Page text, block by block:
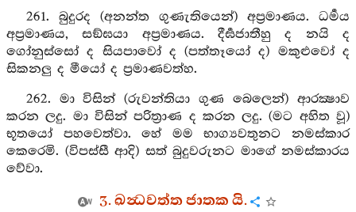
261. බුදුරද (අනන්ත ගුණැතියෙන්) අප්‍රමාණය. ධර්‍මය
අප්‍රමාණය, සඞ්ඝයා අප්‍රමාණය. දීර්‍ඝජාතීහු ද නයි ද
ගෝනුස්සෝ ද සියපාවෝ ද (පත්තෑයෝ ද) මකුළුවෝ ද
සිකනලු ද මීයෝ ද ප්‍රමාණවත්හ.
262. මා විසින් (රුවන්තියා ගුණ බෙලෙන්) ආරක්‍ෂාව
කරන ලදු. මා විසින් පරිත්‍රාණ ද කරන ලදු. (මට අහිත වූ)
භූතයෝ පහවෙත්වා. හේ මම භාග්‍යවතුනට නමස්කාර
කෙරෙමි. (විපස්සී ආදි) සත් බුදුවරුනට මාගේ නමස්කාරය
වේවා.
3. ඛන්‍ධවත්ත ජාතක යි.